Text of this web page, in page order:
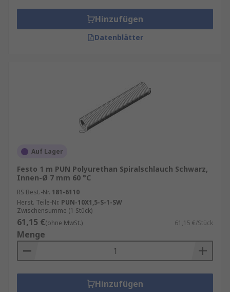
Hinzufügen
Datenblätter
Auf Lager
Festo 1 m PUN Polyurethan Spiralschlauch Schwarz,
Innen-Ø 7 mm 60 °C
RS Best.-Nr. 181-6110
Herst. Teile-Nr. PUN-10X1,5-S-1-SW
Zwischensumme (1 Stück)
61,15 €(ohne MwSt.) 61,15 €/Stück
Menge
Hinzufügen